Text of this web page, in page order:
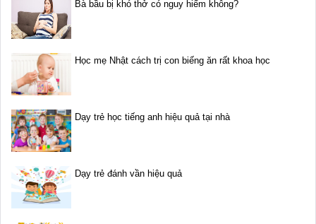
Bà bầu bị khó thở có nguy hiểm không?
Học mẹ Nhật cách trị con biếng ăn rất khoa học
Dạy trẻ học tiếng anh hiệu quả tại nhà
Dạy trẻ đánh vần hiệu quả